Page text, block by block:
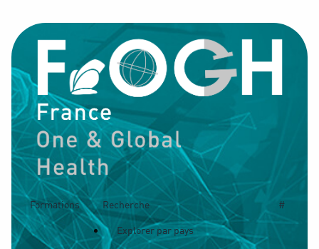
Formations Recherche
Explorer par pays
#